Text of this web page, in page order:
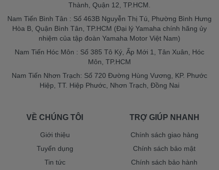
Thành, Quận 12, TP.HCM.
Nam Tiến Bình Tân : Số 463B Nguyễn Thị Tú, Phường Bình Hưng
Hòa B, Quận Bình Tân, TP.HCM (Đại lý Yamaha chính hãng ủy
nhiệm của tập đoàn Yamaha Motor Việt Nam)
Nam Tiến Hóc Môn : Số 385 Tô Ký, Ấp Mới 1, Tân Xuân, Hóc
Môn, TP.HCM
Nam Tiến Nhơn Trạch: Số 720 Đường Hùng Vương, KP. Phước
Hiệp, TT. Hiệp Phước, Nhơn Trạch, Đồng Nai
VỀ CHÚNG TÔI
Giới thiệu
Tuyển dụng
Tin tức
TRỢ GIÚP NHANH
Chính sách giao hàng
Chính sách bảo mật
Chính sách bảo hành